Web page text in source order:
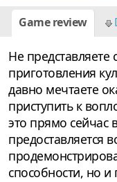
Game review
Не
приготовления
давно мечтаете
приступить к
это прямо сейчас
предоставляется
способности, но и